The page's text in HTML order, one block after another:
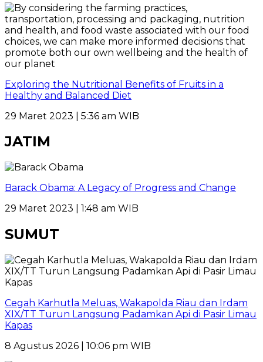
Exploring the Nutritional Benefits of Fruits in a
Healthy and Balanced Diet
29 Maret 2023 | 5:36 am WIB
JATIM
Barack Obama: A Legacy of Progress and Change
29 Maret 2023 | 1:48 am WIB
SUMUT
Cegah Karhutla Meluas, Wakapolda Riau dan Irdam
XIX/TT Turun Langsung Padamkan Api di Pasir Limau
Kapas
8 Agustus 2026 | 10:06 pm WIB